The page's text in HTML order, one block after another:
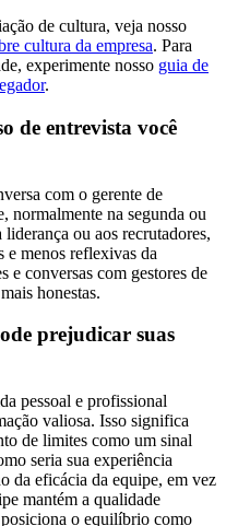
de cultura, veja nosso
cultura da empresa. Para
experimente nosso guia de
.
de entrevista você
com o gerente de
normalmente na segunda ou
ou aos recrutadores,
e menos reflexivas da
e conversas com gestores de
honestas.
prejudicar suas
pessoal e profissional
valiosa. Isso significa
de limites como um sinal
seria sua experiência
da eficácia da equipe, em vez
mantém a qualidade
o equilíbrio como